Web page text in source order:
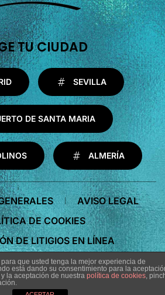
TU CIUDAD
SEVILLA
DE SANTA MARIA
ALMERÍA
AVISO LEGAL
DE COOKIES
DE LITIGIOS EN LÍNEA
que usted tenga la mejor experiencia de
está dando su consentimiento para la
la aceptación de nuestra política de cookies,